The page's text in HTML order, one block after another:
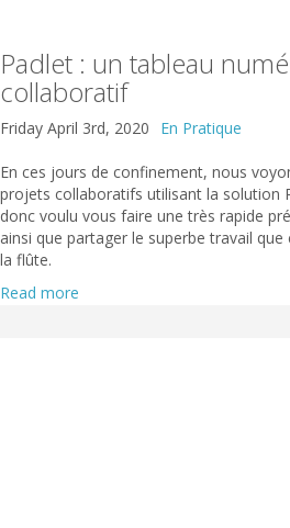
Padlet : un tableau
collaboratif
Friday April 3rd, 2020 En Pratique
En ces jours de confinement, nous
projets collaboratifs utilisant la solution
donc voulu vous faire une très rapide
ainsi que partager le superbe travail
la flûte.
Read more